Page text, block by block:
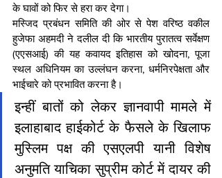
के घावों को फिर से हरा कर देगा।
मस्जिद प्रबंधन समिति की ओर से पेश वरिष्ठ वकील
हुजेफा अहमदी ने दलील दी कि भारतीय पुरातत्व सर्वेक्षण
(एएसआई) की यह कवायद इतिहास को खोदना, पूजा
स्थल अधिनियम का उल्लंघन करना, धर्मनिरपेक्षता और
भाईचारे को प्रभावित करना है।
इन्हीं बातों को लेकर ज्ञानवापी मामले में
इलाहाबाद हाईकोर्ट के फैसले के खिलाफ
मुस्लिम पक्ष की एसएलपी यानी विशेष
अनुमति याचिका सुप्रीम कोर्ट में दायर की